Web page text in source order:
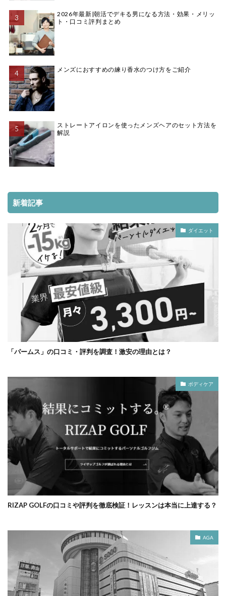
2026年最新|朝活でデキる男になる方法・効果・メリッ
ト・口コミ評判まとめ
メンズにおすすめの練り香水のつけ方をご紹介
ストレートアイロンを使ったメンズヘアのセット方法を
解説
新着記事
ダイエット
「パームス」の口コミ・評判を調査！激安の理由とは？
ボディケア
RIZAP GOLFの口コミや評判を徹底検証！レッスンは本当に上達する？
AGA